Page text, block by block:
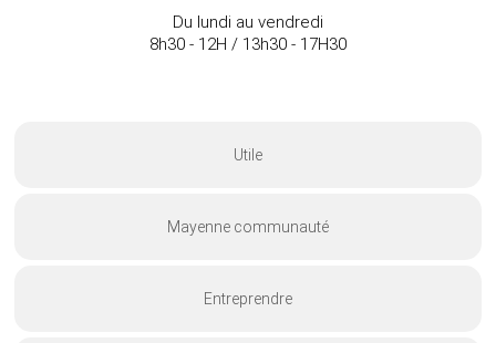
Du lundi au vendredi
8h30 - 12H / 13h30 - 17H30
Utile
Mayenne communauté
Entreprendre